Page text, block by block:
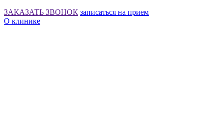
ЗАКАЗАТЬ ЗВОНОК записаться на прием
О клинике